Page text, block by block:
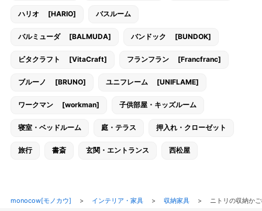
ハリオ [HARIO] バスルーム
バルミューダ [BALMUDA] バンドック [BUNDOK]
ビタクラフト [VitaCraft] フランフラン [Francfranc]
ブルーノ [BRUNO] ユニフレーム [UNIFLAME]
ワークマン [workman] 子供部屋・キッズルーム
寝室・ベッドルーム 庭・テラス 押入れ・クローゼット
旅行 書斎 玄関・エントランス 西松屋
monocow[モノカウ] > インテリア・家具> 収納家具> ニトリの収納か